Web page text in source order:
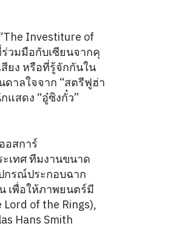
Investiture of
ร่วมมือกับเซียนจากคุ
ยง หรือที่รู้จักกันใน
าลใจจาก “สตรีฟูฮ่า
แสดง “อู๋ซิงกั๋ว”
อสการ์
เทศ ทีมงานขนาด
กรณ์ประกอบฉาก
เพื่อให้ภาพยนตร์มี
of the Rings),
Hans Smith